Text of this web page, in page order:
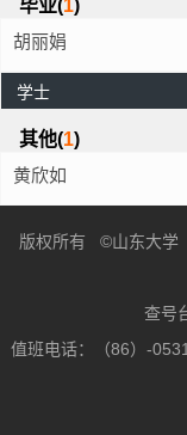
毕业(1)
胡丽娟
学士
其他(1)
黄欣如
版权所有 ©山东大学
查号
值班电话：（86）-